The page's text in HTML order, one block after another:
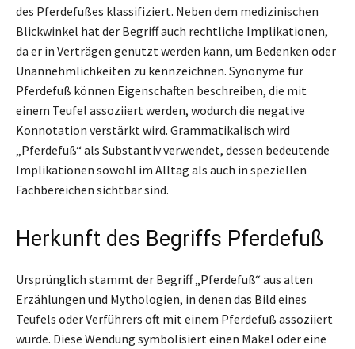
des Pferdefußes klassifiziert. Neben dem medizinischen
Blickwinkel hat der Begriff auch rechtliche Implikationen,
da er in Verträgen genutzt werden kann, um Bedenken oder
Unannehmlichkeiten zu kennzeichnen. Synonyme für
Pferdefuß können Eigenschaften beschreiben, die mit
einem Teufel assoziiert werden, wodurch die negative
Konnotation verstärkt wird. Grammatikalisch wird
„Pferdefuß“ als Substantiv verwendet, dessen bedeutende
Implikationen sowohl im Alltag als auch in speziellen
Fachbereichen sichtbar sind.
Herkunft des Begriffs Pferdefuß
Ursprünglich stammt der Begriff „Pferdefuß“ aus alten
Erzählungen und Mythologien, in denen das Bild eines
Teufels oder Verführers oft mit einem Pferdefuß assoziiert
wurde. Diese Wendung symbolisiert einen Makel oder eine